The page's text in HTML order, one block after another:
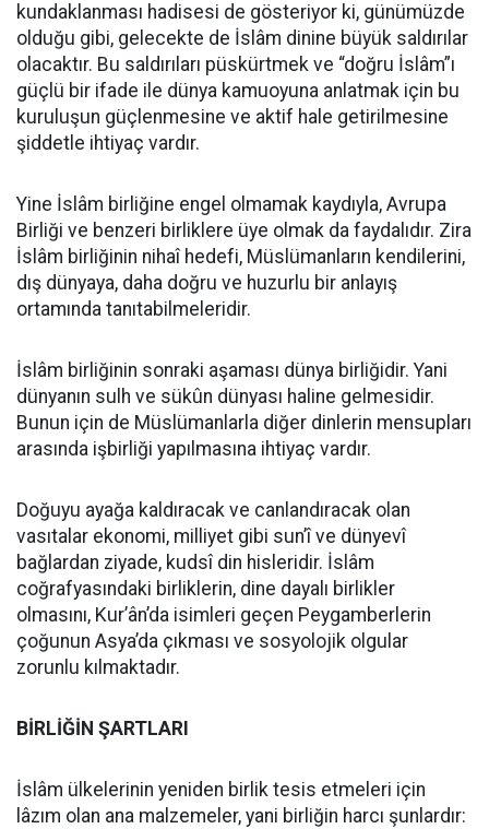
kundaklanması hadisesi de gösteriyor ki, günümüzde
olduğu gibi, gelecekte de İslâm dinine büyük saldırılar
olacaktır. Bu saldırıları püskürtmek ve “doğru İslâm”ı
güçlü bir ifade ile dünya kamuoyuna anlatmak için bu
kuruluşun güçlenmesine ve aktif hale getirilmesine
şiddetle ihtiyaç vardır.
Yine İslâm birliğine engel olmamak kaydıyla, Avrupa
Birliği ve benzeri birliklere üye olmak da faydalıdır. Zira
İslâm birliğinin nihaî hedefi, Müslümanların kendilerini,
dış dünyaya, daha doğru ve huzurlu bir anlayış
ortamında tanıtabilmeleridir.
İslâm birliğinin sonraki aşaması dünya birliğidir. Yani
dünyanın sulh ve sükûn dünyası haline gelmesidir.
Bunun için de Müslümanlarla diğer dinlerin mensupları
arasında işbirliği yapılmasına ihtiyaç vardır.
Doğuyu ayağa kaldıracak ve canlandıracak olan
vasıtalar ekonomi, milliyet gibi sun’î ve dünyevî
bağlardan ziyade, kudsî din hisleridir. İslâm
coğrafyasındaki birliklerin, dine dayalı birlikler
olmasını, Kur’ân’da isimleri geçen Peygamberlerin
çoğunun Asya’da çıkması ve sosyolojik olgular
zorunlu kılmaktadır.
BİRLİĞİN ŞARTLARI
İslâm ülkelerinin yeniden birlik tesis etmeleri için
lâzım olan ana malzemeler, yani birliğin harcı şunlardır: